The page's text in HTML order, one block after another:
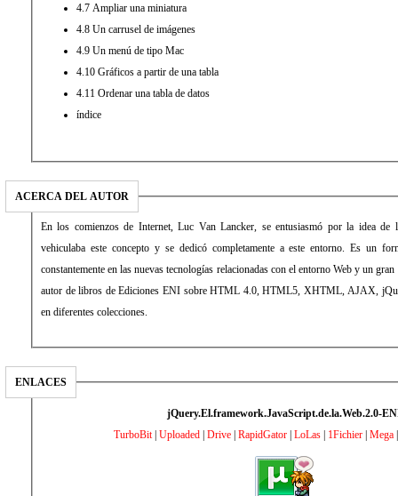
4.7 Ampliar una miniatura
4.8 Un carrusel de imágenes
4.9 Un menú de tipo Mac
4.10 Gráficos a partir de una tabla
4.11 Ordenar una tabla de datos
índice
ACERCA DEL AUTOR
En los comienzos de Internet, Luc Van Lancker, se entusiasmó por la idea de
vehiculaba este concepto y se dedicó completamente a este entorno. Es un
constantemente en las nuevas tecnologías relacionadas con el entorno Web y un
autor de libros de Ediciones ENI sobre HTML 4.0, HTML5, XHTML, AJAX,
en diferentes colecciones.
ENLACES
jQuery.El.framework.JavaScript.de.la.Web.2.0-
TurboBit | Uploaded | Drive | RapidGator | LoLas | 1Fichier | Mega